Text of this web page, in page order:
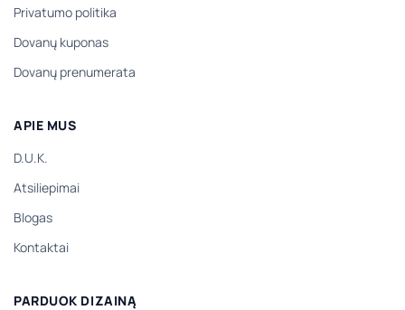
Privatumo politika
Dovanų kuponas
Dovanų prenumerata
APIE MUS
D.U.K.
Atsiliepimai
Blogas
Kontaktai
PARDUOK DIZAINĄ